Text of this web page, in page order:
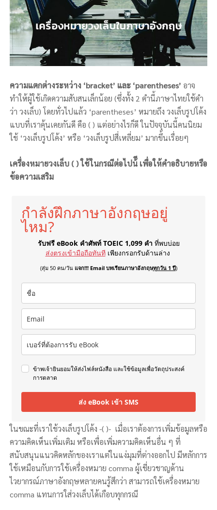
ความแตกต่างระหว่าง ‘bracket’ และ ‘parentheses’ อาจ
ทำให้ผู้ใช้เกิดความสับสนเล็กน้อย (ซึ่งทั้ง 2 คำนี้ภาษาไทยใช้คำ
ว่า วงเล็บ) โดยทั่วไปแล้ว ‘parentheses’ หมายถึง วงเล็บรูปโค้ง
แบบที่เราคุ้นเคยกันดี คือ ( ) แต่อย่างไรก็ดี ในปัจจุบันนี้คนนิยม
ใช้ ‘วงเล็บรูปโค้ง’ หรือ ‘วงเล็บรูปสี่เหลี่ยม’ มากขึ้นเรื่อยๆ
เครื่องหมายวงเล็บ ( ) ใช้ในกรณีต่อไปน้ี เพื่อให้คำอธิบายหรือ
ข้อความเสริม
กำลังฝึกภาษาอังกฤษอยู่
ไหม?
รับฟรี eBook คำศัพท์ TOEIC 1,099 คำ ที่พบบ่อย
ส่งตรงเข้ามือถือทันที เพียงกรอกรับด้านล่าง
(สุ่ม 50 คน/วัน แจก!!! Email บทเรียนภาษาอังกฤษทุกวัน 1 ปี)
ข้าพเจ้ายินยอมให้ส่งไฟล์หนังสือ และใช้ข้อมูลเพื่อวัตถุประสงค์
การตลาด
ส่ง eBook เข้า SMS
ในขณะที่เราใช้วงเล็บรูปโค้ง -( )- เมื่อเราต้องการเพิ่มข้อมูลหรือ
ความคิดเห็นเพิ่มเติม หรือเพื่อเพิ่มความคิดเห็นอื่น ๆ ที่
สนับสนุนแนวคิดหลักของเราแต่ในแง่มุมที่ต่างออกไป มีหลักการ
ใช้เหมือนกับการใช้เครื่องหมาย comma ผู้เชี่ยวชาญด้าน
ไวยากรณ์ภาษาอังกฤษหลายคนรู้สึกว่า สามารถใช้เครื่องหมาย
comma แทนการใส่วงเล็บได้เกือบทุกกรณี